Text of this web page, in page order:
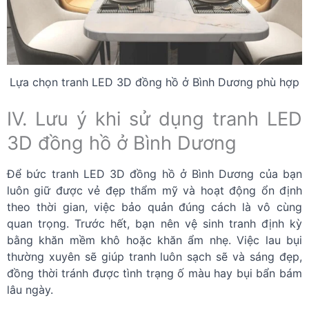
Lựa chọn tranh LED 3D đồng hồ ở Bình Dương phù hợp
IV. Lưu ý khi sử dụng tranh LED
3D đồng hồ ở Bình Dương
Để bức tranh LED 3D đồng hồ ở Bình Dương của bạn
luôn giữ được vẻ đẹp thẩm mỹ và hoạt động ổn định
theo thời gian, việc bảo quản đúng cách là vô cùng
quan trọng. Trước hết, bạn nên vệ sinh tranh định kỳ
bằng khăn mềm khô hoặc khăn ẩm nhẹ. Việc lau bụi
thường xuyên sẽ giúp tranh luôn sạch sẽ và sáng đẹp,
đồng thời tránh được tình trạng ố màu hay bụi bẩn bám
lâu ngày.